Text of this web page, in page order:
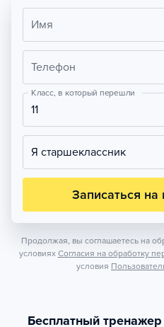
Имя
Телефон
Класс, в который перешли
11
Я старшеклассник
Записаться на
Продолжая, вы соглашаетесь на
условиях Согласия на обработку
условия
Бесплатный